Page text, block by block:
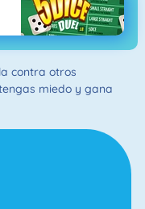
contra otros
miedo y gana